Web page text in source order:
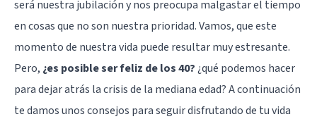
será nuestra jubilación y nos preocupa malgastar el tiempo
en cosas que no son nuestra prioridad. Vamos, que este
momento de nuestra vida puede resultar muy estresante.
Pero, ¿es posible ser feliz de los 40?¿qué podemos hacer
para dejar atrás la crisis de la mediana edad? A continuación
te damos unos consejos para seguir disfrutando de tu vida